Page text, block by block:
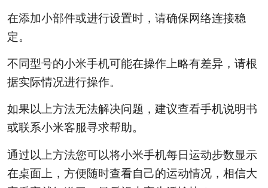
在添加小部件或进行设置时，请确保网络连接稳
定。
不同型号的小米手机可能在操作上略有差异，请根
据实际情况进行操作。
如果以上方法无法解决问题，建议查看手机说明书
或联系小米客服寻求帮助。
通过以上方法您可以将小米手机每日运动步数显示
在桌面上，方便随时查看自己的运动情况，相信大